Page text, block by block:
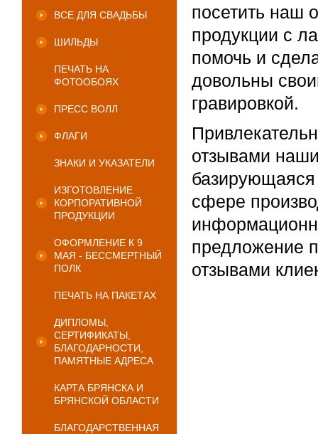
ВСЕ ДЛЯ СВАДЬБЫ
ШИЛЬДЫ
ПЕЧАТЬ НА
ФОТООБОЯХ
ПРЕСС ВОЛЛ
ФЛАГИ
ЗНАКИ И УКАЗАТЕЛИ
ИЗГОТОВЛЕНИЕ
КОРПОРАТИВНОЙ
ПРОДУКЦИИ
ОФОРМЛЕНИЕ К 9
МАЯ - БЕССМЕРТНЫЙ
ПОЛК
ПЕЧАТЬ НА ПАКЕТАХ
ДИПЛОМЫ,
СЕРТИФИКАТЫ,
БЛАГОДАРНОСТИ,
ПАМЯТНЫЕ АДРЕСА
КАРТА БРЯНСКА И
БРЯНСКОЙ ОБЛАСТИ
БЛАГОДАРСТВЕННАЯ
посетить наш
продукции с
помочь и
довольны
гравировкой.
отзывами
сфере
предложение
отзывами